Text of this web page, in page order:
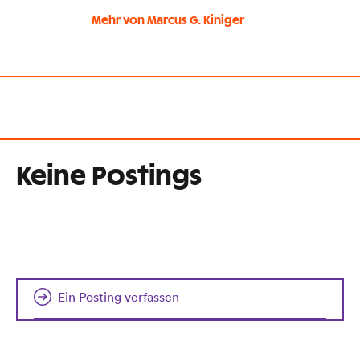
Mehr von Marcus G. Kiniger
Keine Postings
Ein Posting verfassen